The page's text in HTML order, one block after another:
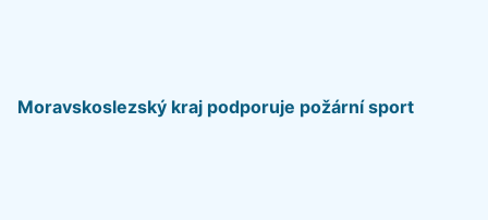
Moravskoslezský kraj podporuje požární sport